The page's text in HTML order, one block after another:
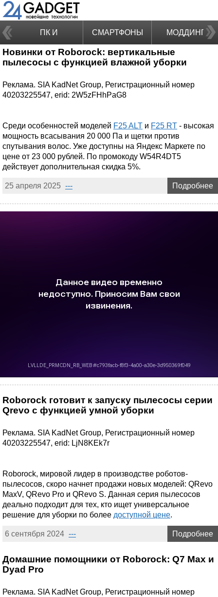
ПК И
НОУТБУКИ
СМАРТФОНЫ МОДДИНГ
Новинки от Roborock: вертикальные
пылесосы с функцией влажной уборки
Реклама. SIA KadNet Group, Регистрационный номер
40203225547, erid: 2W5zFHhPaG8
Среди особенностей моделей F25 ALT и F25 RT - высокая
мощность всасывания 20 000 Па и щетки против
спутывания волос. Уже доступны на Яндекс Маркете по
цене от 23 000 рублей. По промокоду W54R4DT5
действует дополнительная скидка 5%.
25 апреля 2025 --- Подробнее
Roborock готовит к запуску пылесосы серии
Qrevo с функцией умной уборки
Реклама. SIA KadNet Group, Регистрационный номер
40203225547, erid: LjN8KEk7r
Roborock, мировой лидер в производстве роботов-
пылесосов, скоро начнет продажи новых моделей: QRevo
MaxV, QRevo Pro и QRevo S. Данная серия пылесосов
деально подходит для тех, кто ищет универсальное
решение для уборки по более доступной цене.
6 сентября 2024 --- Подробнее
Домашние помощники от Roborock: Q7 Max и
Dyad Pro
Реклама. SIA KadNet Group, Регистрационный номер